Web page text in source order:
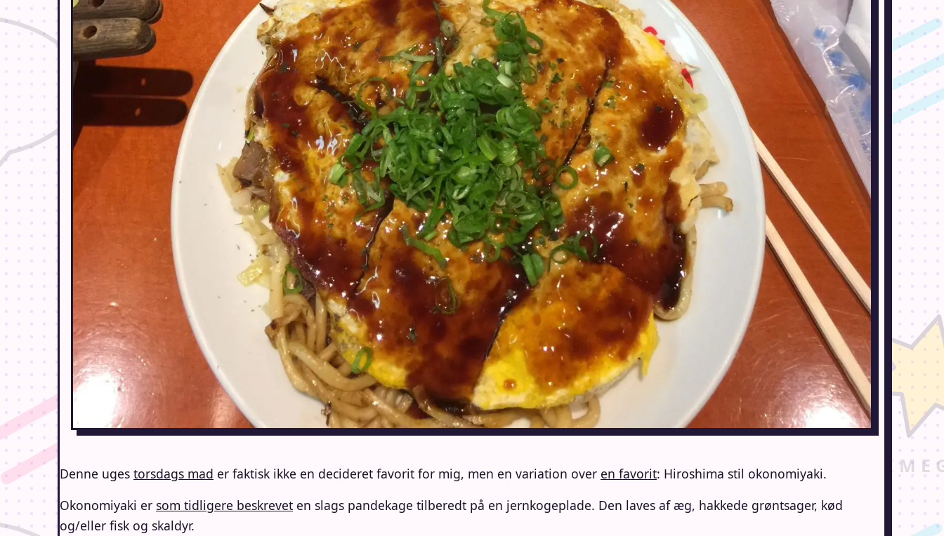
Denne uges torsdags mad er faktisk ikke en decideret favorit for mig, men en variation over en favorit: Hiroshima stil okonomiyaki.
Okonomiyaki er som tidligere beskrevet en slags pandekage tilberedt på en jernkogeplade. Den laves af æg, hakkede grøntsager, kød
og/eller fisk og skaldyr.